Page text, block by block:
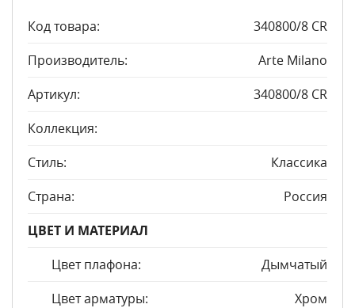
Код товара:
340800/8 CR
Производитель:
Arte Milano
Артикул:
340800/8 CR
Коллекция:
Стиль:
Классика
Страна:
Россия
ЦВЕТ И МАТЕРИАЛ
Цвет плафона:
Дымчатый
Цвет арматуры:
Хром